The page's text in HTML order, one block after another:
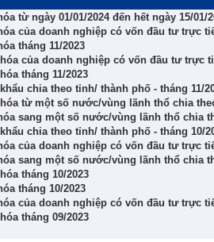
từ ngày 01/01/2024 đến hết ngày 15/01/
của doanh nghiệp có vốn đầu tư trực
tháng 11/2023
của doanh nghiệp có vốn đầu tư trực
tháng 11/2023
chia theo tỉnh/ thành phố - tháng 11/
từ một số nước/vùng lãnh thổ chia
sang một số nước/vùng lãnh thổ chia
chia theo tỉnh/ thành phố - tháng 10/
của doanh nghiệp có vốn đầu tư trực
sang một số nước/vùng lãnh thổ chia
tháng 10/2023
tháng 10/2023
của doanh nghiệp có vốn đầu tư trực
tháng 09/2023